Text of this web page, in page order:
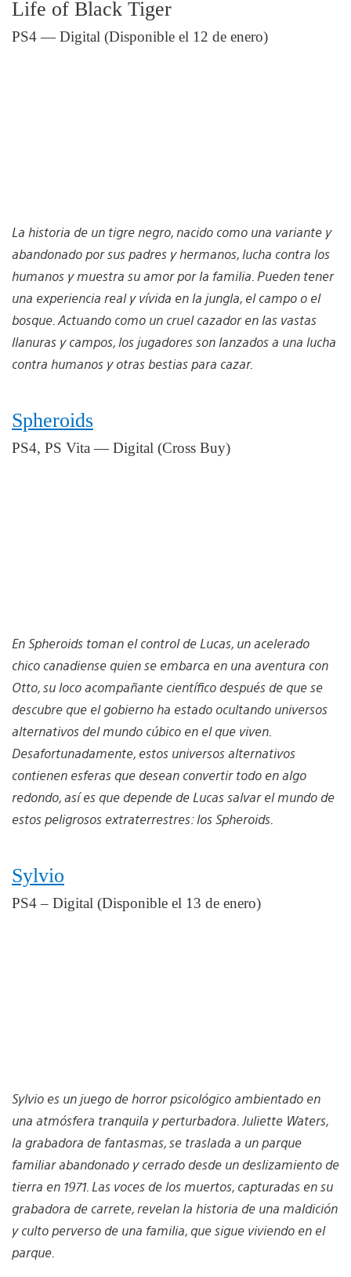
Life of Black Tiger
PS4 — Digital (Disponible el 12 de enero)
La historia de un tigre negro, nacido como una variante y
abandonado por sus padres y hermanos, lucha contra los
humanos y muestra su amor por la familia. Pueden tener
una experiencia real y vívida en la jungla, el campo o el
bosque. Actuando como un cruel cazador en las vastas
llanuras y campos, los jugadores son lanzados a una lucha
contra humanos y otras bestias para cazar.
Spheroids
PS4, PS Vita — Digital (Cross Buy)
En Spheroids toman el control de Lucas, un acelerado
chico canadiense quien se embarca en una aventura con
Otto, su loco acompañante científico después de que se
descubre que el gobierno ha estado ocultando universos
alternativos del mundo cúbico en el que viven.
Desafortunadamente, estos universos alternativos
contienen esferas que desean convertir todo en algo
redondo, así es que depende de Lucas salvar el mundo de
estos peligrosos extraterrestres: los Spheroids.
Sylvio
PS4 – Digital (Disponible el 13 de enero)
Sylvio es un juego de horror psicológico ambientado en
una atmósfera tranquila y perturbadora. Juliette Waters,
la grabadora de fantasmas, se traslada a un parque
familiar abandonado y cerrado desde un deslizamiento de
tierra en 1971. Las voces de los muertos, capturadas en su
grabadora de carrete, revelan la historia de una maldición
y culto perverso de una familia, que sigue viviendo en el
parque.